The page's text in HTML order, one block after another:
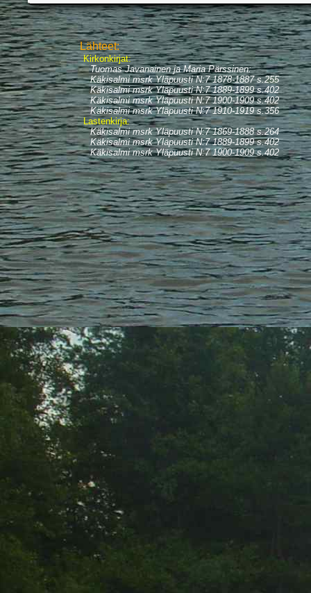
Lähteet:
Kirkonkirjat:
Tuomas Javanainen ja Maria Pärssinen:
Käkisalmi msrk Yläpuusti N:7 1878-1887 s.255
Käkisalmi msrk Yläpuusti N:7 1889-1899 s.402
Käkisalmi msrk Yläpuusti N:7 1900-1909 s.402
Käkisalmi msrk Yläpuusti N:7 1910-1919 s.356
Lastenkirja:
Käkisalmi msrk Yläpuusti N:7 1869-1888 s.264
Käkisalmi msrk Yläpuusti N:7 1889-1899 s.402
Käkisalmi msrk Yläpuusti N:7 1900-1909 s.402